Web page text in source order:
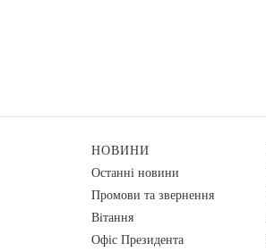
НОВИНИ
Останні новини
Промови та звернення
Вiтання
Офіс Президента